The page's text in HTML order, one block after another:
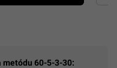
metódu 60-5-3-30: